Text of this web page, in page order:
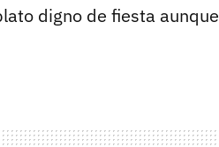
digno de fiesta aunque